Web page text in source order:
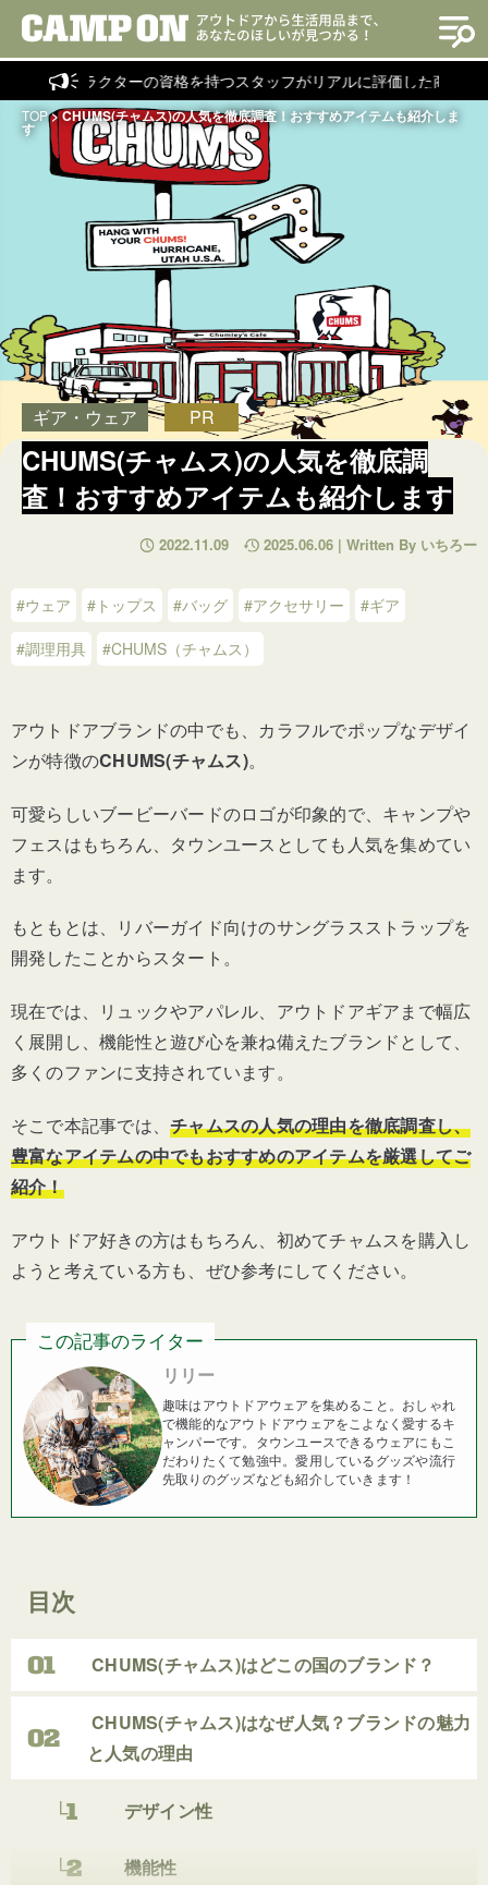
ラクターの資格を持つスタッフがリアルに評価した商品を紹介！
TOP>CHUMS(チャムス)の人気を徹底調査！おすすめアイテムも紹介しま
す
ギア・ウェア PR
CHUMS(チャムス)の人気を徹底調
査！おすすめアイテムも紹介します
2022.11.09 2025.06.06 | Written By いちろー
#ウェア #トップス #バッグ #アクセサリー
#ギア
#調理用具
#CHUMS（チャムス）
アウトドアブランドの中でも、カラフルでポップなデザイ
ンが特徴のCHUMS(チャムス)。
可愛らしいブービーバードのロゴが印象的で、キャンプや
フェスはもちろん、タウンユースとしても人気を集めてい
ます。
もともとは、リバーガイド向けのサングラスストラップを
開発したことからスタート。
現在では、リュックやアパレル、アウトドアギアまで幅広
く展開し、機能性と遊び心を兼ね備えたブランドとして、
多くのファンに支持されています。
そこで本記事では、チャムスの人気の理由を徹底調査し、
豊富なアイテムの中でもおすすめのアイテムを厳選してご
紹介！
アウトドア好きの方はもちろん、初めてチャムスを購入し
ようと考えている方も、ぜひ参考にしてください。
この記事のライター
リリー
趣味はアウトドアウェアを集めること。おしゃれ
で機能的なアウトドアウェアをこよなく愛するキ
ャンパーです。タウンユースできるウェアにもこ
だわりたくて勉強中。愛用しているグッズや流行
先取りのグッズなども紹介していきます！
目次
CHUMS(チャムス)はどこの国のブランド？
CHUMS(チャムス)はなぜ人気？ブランドの魅力
と人気の理由
デザイン性
機能性